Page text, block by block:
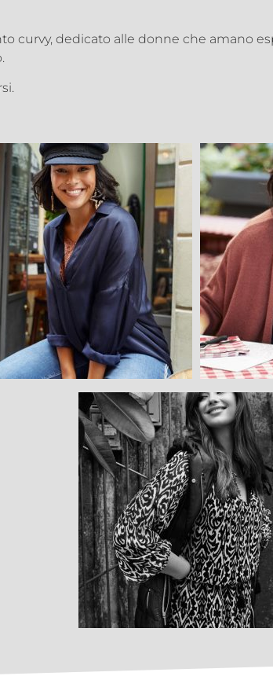
curvy, dedicato alle donne che amano